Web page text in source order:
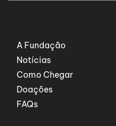
Serviços Especiais
A Fundação
Notícias
Como Chegar
Doações
FAQs